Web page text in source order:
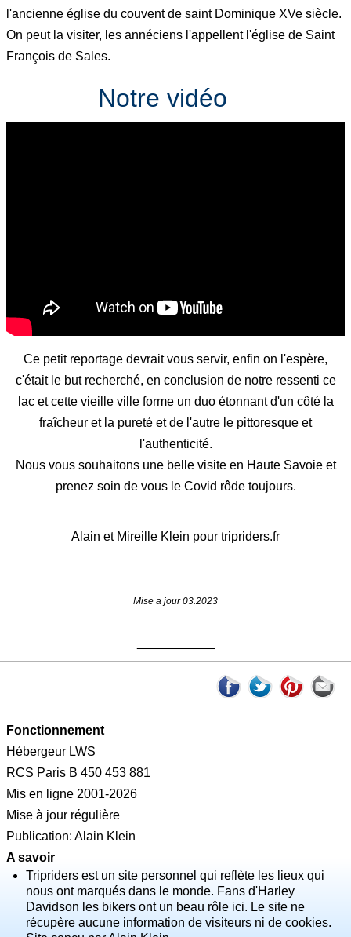
l'ancienne église du couvent de saint Dominique XVe siècle.
On peut la visiter, les annéciens l'appellent l'église de Saint
François de Sales.
Notre vidéo
Ce petit reportage devrait vous servir, enfin on l'espère,
c'était le but recherché, en conclusion de notre ressenti ce
lac et cette vieille ville forme un duo étonnant d'un côté la
fraîcheur et la pureté et de l'autre le pittoresque et
l'authenticité.
Nous vous souhaitons une belle visite en Haute Savoie et
prenez soin de vous le Covid rôde toujours.
Alain et Mireille Klein pour tripriders.fr
Mise a jour 03.2023
Fonctionnement
Hébergeur LWS
RCS Paris B 450 453 881
Mis en ligne 2001-2026
Mise à jour régulière
Publication: Alain Klein
A savoir
Tripriders est un site personnel qui reflète les lieux qui
nous ont marqués dans le monde. Fans d'Harley
Davidson les bikers ont un beau rôle ici. Le site ne
récupère aucune information de visiteurs ni de cookies.